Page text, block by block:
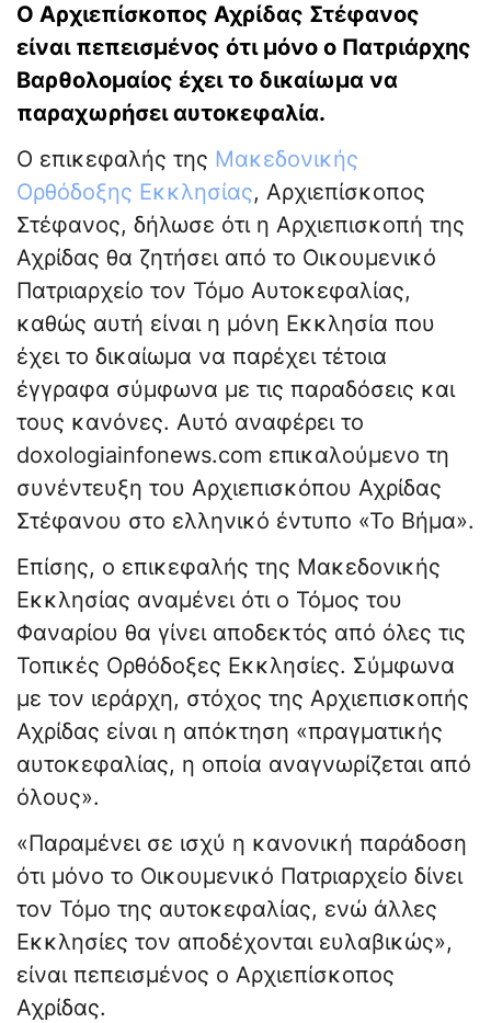
Ο Αρχιεπίσκοπος Αχρίδας Στέφανος
είναι πεπεισμένος ότι μόνο ο Πατριάρχης
Βαρθολομαίος έχει το δικαίωμα να
παραχωρήσει αυτοκεφαλία.
Ο επικεφαλής της Μακεδονικής
Ορθόδοξης Εκκλησίας, Αρχιεπίσκοπος
Στέφανος, δήλωσε ότι η Αρχιεπισκοπή της
Αχρίδας θα ζητήσει από το Οικουμενικό
Πατριαρχείο τον Τόμο Αυτοκεφαλίας,
καθώς αυτή είναι η μόνη Εκκλησία που
έχει το δικαίωμα να παρέχει τέτοια
έγγραφα σύμφωνα με τις παραδόσεις και
τους κανόνες. Αυτό αναφέρει το
doxologiainfonews.com επικαλούμενο τη
συνέντευξη του Αρχιεπισκόπου Αχρίδας
Στέφανου στο ελληνικό έντυπο «Το Βήμα».
Επίσης, ο επικεφαλής της Μακεδονικής
Εκκλησίας αναμένει ότι ο Τόμος του
Φαναρίου θα γίνει αποδεκτός από όλες τις
Τοπικές Ορθόδοξες Εκκλησίες. Σύμφωνα
με τον ιεράρχη, στόχος της Αρχιεπισκοπής
Αχρίδας είναι η απόκτηση «πραγματικής
αυτοκεφαλίας, η οποία αναγνωρίζεται από
όλους».
«Παραμένει σε ισχύ η κανονική παράδοση
ότι μόνο το Οικουμενικό Πατριαρχείο δίνει
τον Τόμο της αυτοκεφαλίας, ενώ άλλες
Εκκλησίες τον αποδέχονται ευλαβικώς»,
είναι πεπεισμένος ο Αρχιεπίσκοπος
Αχρίδας.